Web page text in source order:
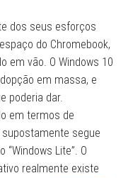
dos seus esforços
do Chromebook,
em vão. O Windows 10
em massa, e
poderia dar.
em termos de
segue
Lite”. O
realmente existe